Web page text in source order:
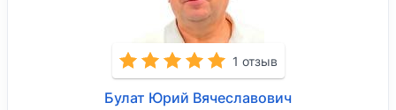
1 отзыв
Булат Юрий Вячеславович